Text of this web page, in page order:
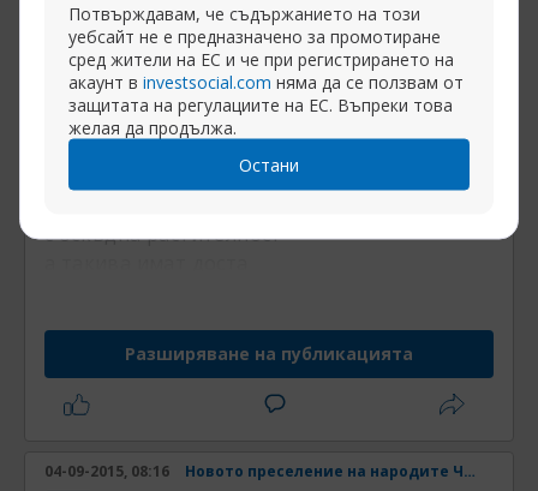
Потвърждавам, че съдържанието на този
уебсайт не е предназначено за промотиране
сред жители на ЕС и че при регистрирането на
акаунт в investsocial.com няма да се ползвам от
защитата на регулациите на ЕС. Въпреки това
желая да продължа.
Остани
Първоначално написано отgo6o78
е и какво ще правят на тези острови, малко ала
Робинзон Крузо ли ще бъдат бежанците или
червения кръст със самолети ще хвърля
доставки и долу закона на джунглата
с оскъдна растителност
Разширяване на публикацията
04-09-2015, 08:16 Новото преселение на народите Част 4